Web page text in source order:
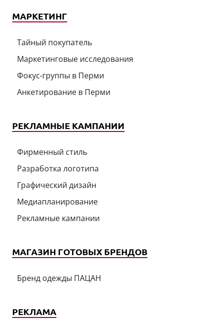
МАРКЕТИНГ
Тайный покупатель
Маркетинговые исследования
Фокус-группы в Перми
Анкетирование в Перми
РЕКЛАМНЫЕ КАМПАНИИ
Фирменный стиль
Разработка логотипа
Графический дизайн
Медиапланирование
Рекламные кампании
МАГАЗИН ГОТОВЫХ БРЕНДОВ
Бренд одежды ПАЦАН
РЕКЛАМА